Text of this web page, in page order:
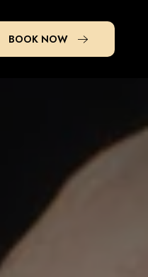
BOOK NOW